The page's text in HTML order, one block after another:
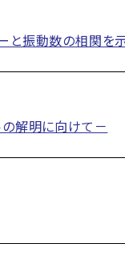
と振動数の相関を
解明に向けて－